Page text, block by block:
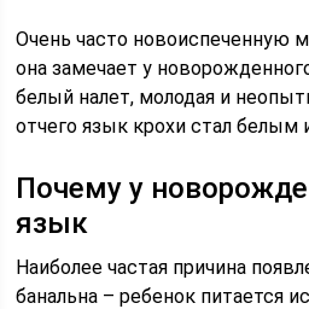
Очень часто новоиспеченную
она замечает у
белый налет, молодая и
отчего язык крохи стал белым
Почему у
язык
Наиболее частая причина
банальна – ребенок питается